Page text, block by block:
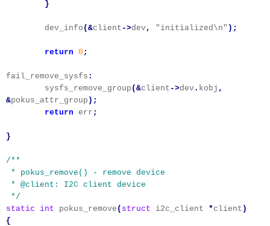
}
dev_info (&client ->dev, "initialized\n" );
return 0 ;
fail_remove_sysfs :
sysfs_remove_group (&client ->dev . kobj ,
&pokus_attr_group );
return err ;
}
/**
* pokus_remove() - remove device
* @client: I2C client device
*/
static
int pokus_remove ( struct i2c_client *client )
{